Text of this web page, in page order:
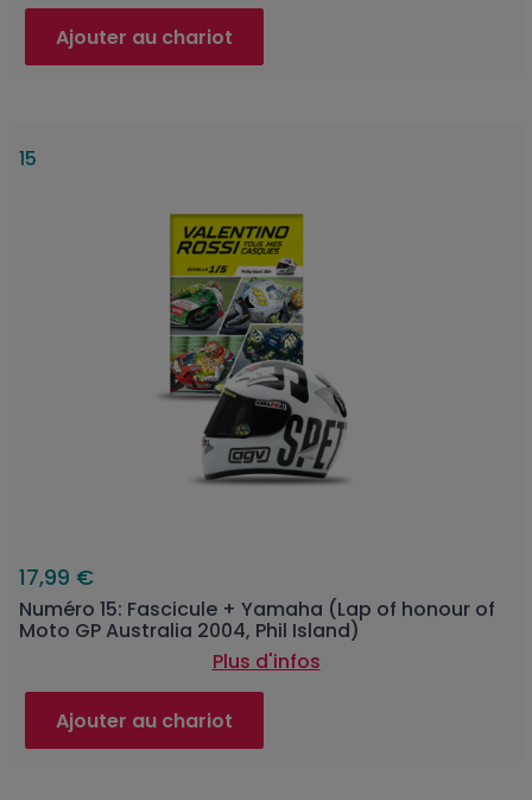
Ajouter au chariot
15
17,99 €
Numéro 15: Fascicule + Yamaha (Lap of honour of
Moto GP Australia 2004, Phil Island)
Plus d'infos
Ajouter au chariot